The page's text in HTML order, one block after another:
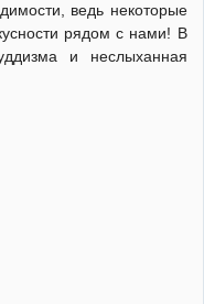
ведь некоторые
рядом с нами! В
и неслыханная